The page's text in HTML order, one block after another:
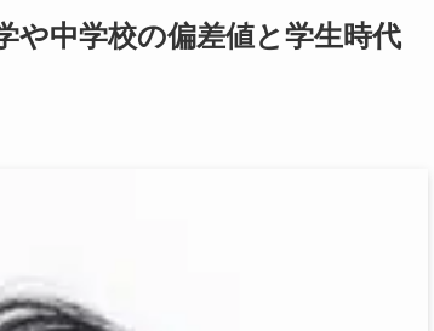
や中学校の偏差値と学生時代